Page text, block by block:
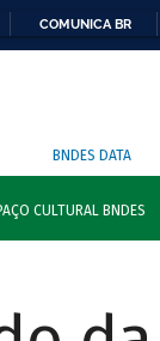
COMUNICA BR
BNDES DATA